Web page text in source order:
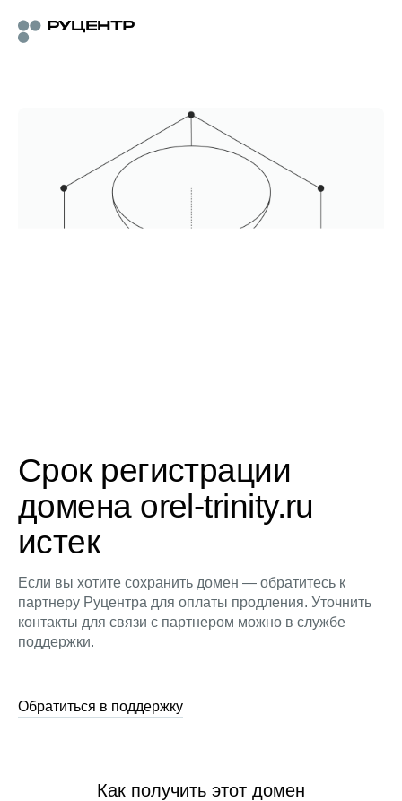
Срок регистрации
домена orel-trinity.ru
истек
Если вы хотите сохранить домен — обратитесь к
партнеру Руцентра для оплаты продления. Уточнить
контакты для связи с партнером можно в службе
поддержки.
Обратиться в поддержку
Как получить этот домен